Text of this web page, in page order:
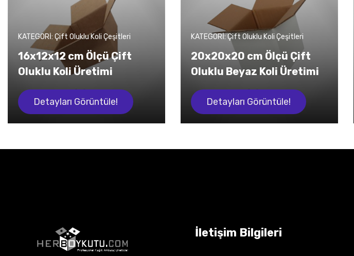
KATEGORİ: Çift Oluklu Koli Çeşitleri
16x12x12 cm Ölçü Çift
Oluklu Koli Üretimi
Detayları Görüntüle!
KATEGORİ: Çift Oluklu Koli Çeşitleri
20x20x20 cm Ölçü Çift
Oluklu Beyaz Koli Üretimi
Detayları Görüntüle!
İletişim Bilgileri